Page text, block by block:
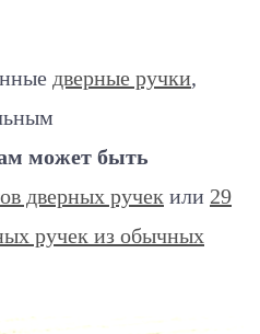
дверные ручки,
может быть
дверных ручек или 29
ручек из обычных